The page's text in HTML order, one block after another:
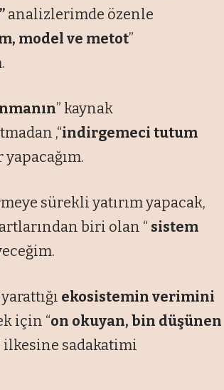
analizlerimde özenle
model ve metot”
” kaynak
,“indirgemeci tutum
sürekli yatırım yapacak,
biri olan “ sistem
yarattığı ekosistemin verimini
için “on okuyan, bin düşünen
ilkesine sadakatimi